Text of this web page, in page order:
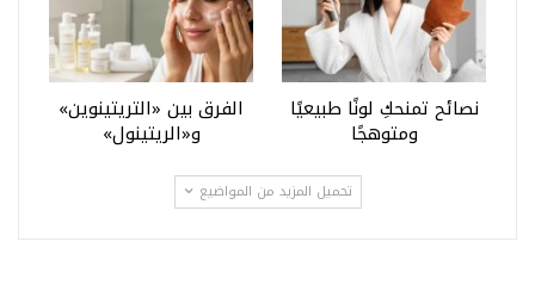
نصائح تمنحكِ لونًا طبيعيًا
ومتوهجًا
الفرق بين «التريتينوين»
و«الريتينول»
تحميل المزيد من المواضيع